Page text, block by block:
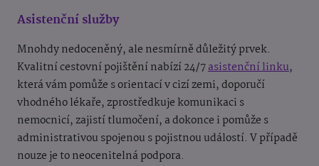
Asistenční služby
Mnohdy nedoceněný, ale nesmírně důležitý prvek.
Kvalitní cestovní pojištění nabízí 24/7asistenční linku,
která vám pomůže s orientací v cizí zemi, doporučí
vhodného lékaře, zprostředkuje komunikaci s
nemocnicí, zajistí tlumočení, a dokonce i pomůže s
administrativou spojenou s pojistnou událostí. V případě
nouze je to neocenitelná podpora.